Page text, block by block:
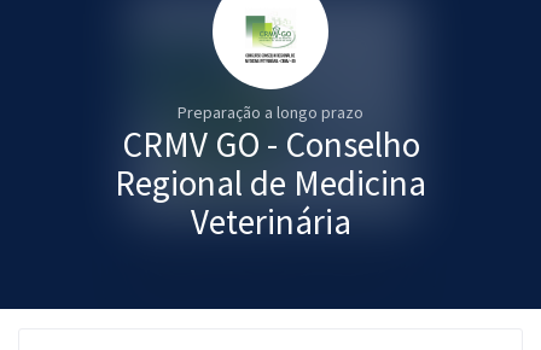
Preparação a longo prazo
CRMV GO - Conselho
Regional de Medicina
Veterinária